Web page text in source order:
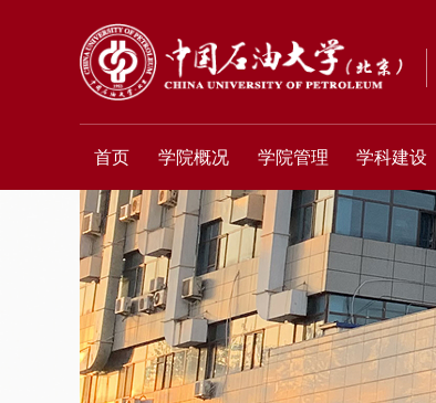
首页 学院概况 学院管理 学科建设